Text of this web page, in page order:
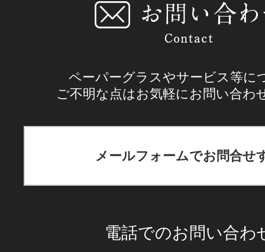
ペーパーグラスやサービス等に
ご不明な点はお気軽にお問い合わ
メールフォームでお問合せ
電話でのお問い合わ